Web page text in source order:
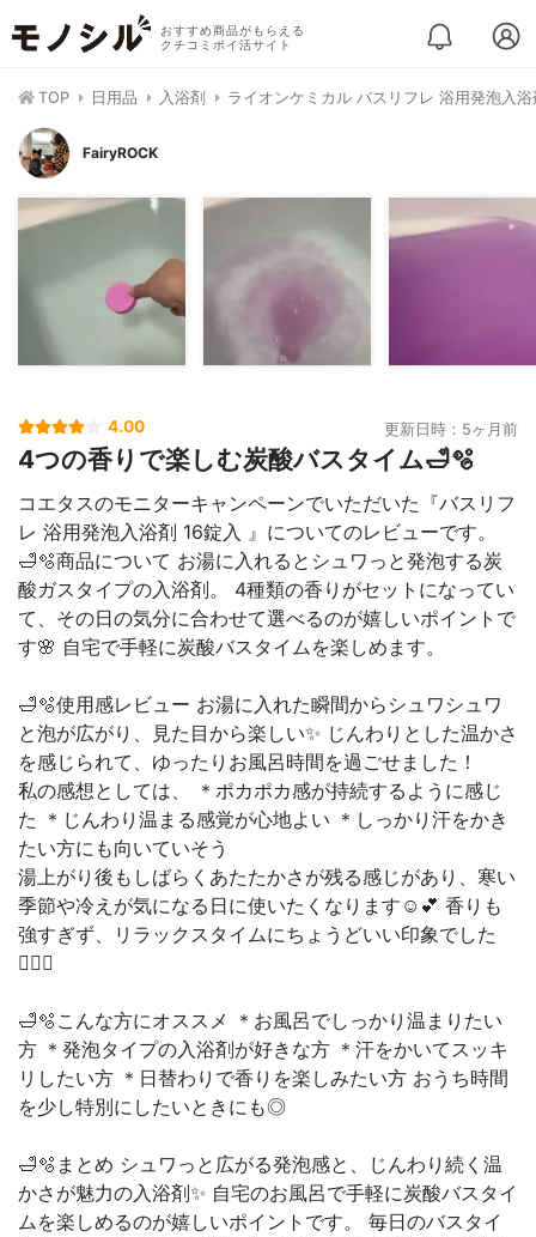
おすすめ商品がもらえる
クチコミポイ活サイト
TOP 日用品 入浴剤 ライオンケミカル バスリフレ 浴用発泡入浴
FairyROCK
4.00 更新日時：5ヶ月前
4つの香りで楽しむ炭酸バスタイム🛁🫧
コエタスのモニターキャンペーンでいただいた『バスリフ
レ 浴用発泡入浴剤 16錠入 』についてのレビューです。
🛁🫧商品について お湯に入れるとシュワっと発泡する炭
酸ガスタイプの入浴剤。 4種類の香りがセットになってい
て、その日の気分に合わせて選べるのが嬉しいポイントで
す🌸 自宅で手軽に炭酸バスタイムを楽しめます。
🛁🫧使用感レビュー お湯に入れた瞬間からシュワシュワ
と泡が広がり、見た目から楽しい✨ じんわりとした温かさ
を感じられて、ゆったりお風呂時間を過ごせました！
私の感想としては、 ＊ポカポカ感が持続するように感じ
た ＊じんわり温まる感覚が心地よい ＊しっかり汗をかき
たい方にも向いていそう
湯上がり後もしばらくあたたかさが残る感じがあり、寒い
季節や冷えが気になる日に使いたくなります☺️💕 香りも
強すぎず、リラックスタイムにちょうどいい印象でした
🙆‍♀️✨
🛁🫧こんな方にオススメ ＊お風呂でしっかり温まりたい
方 ＊発泡タイプの入浴剤が好きな方 ＊汗をかいてスッキ
リしたい方 ＊日替わりで香りを楽しみたい方 おうち時間
を少し特別にしたいときにも◎
🛁🫧まとめ シュワっと広がる発泡感と、じんわり続く温
かさが魅力の入浴剤✨ 自宅のお風呂で手軽に炭酸バスタイ
ムを楽しめるのが嬉しいポイントです。 毎日のバスタイ